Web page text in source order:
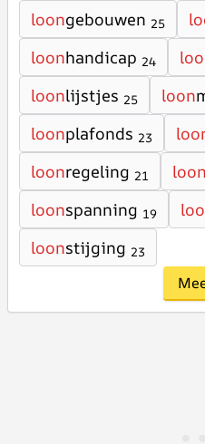
loongebouwen 25
loonhandicap 24
loonlijstjes 25 loon
loonplafonds 23
loonregeling 21 loon
loonspanning 19
loonstijging 23